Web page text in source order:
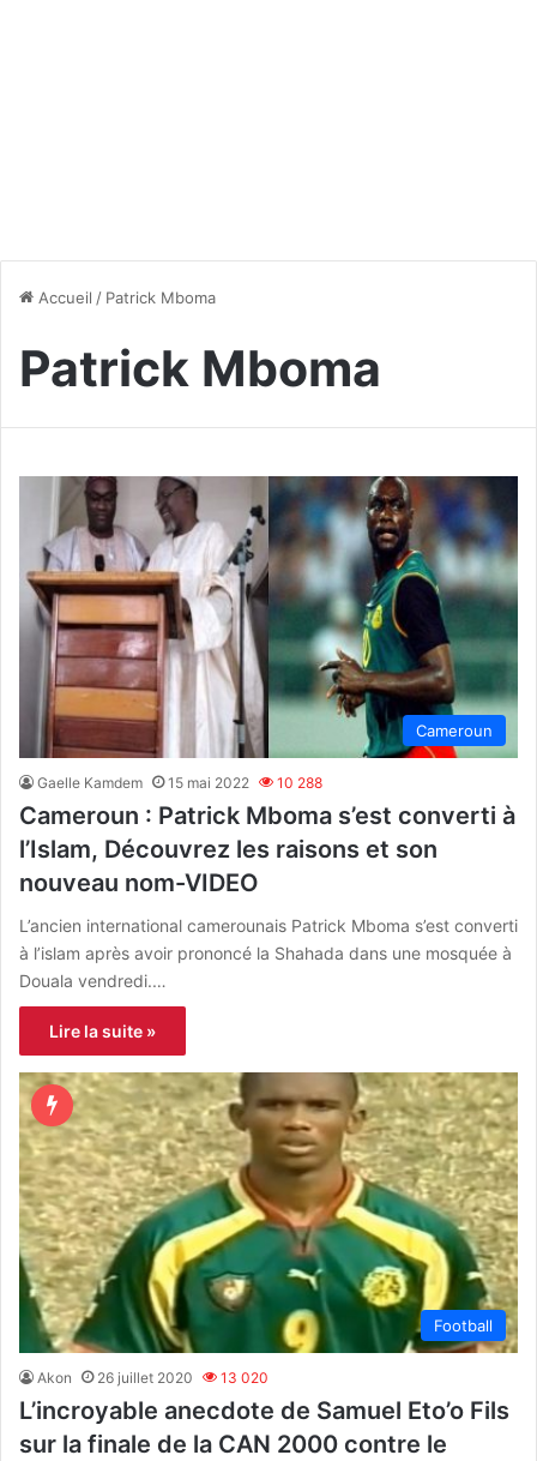
Accueil / Patrick Mboma
Patrick Mboma
Cameroun
Gaelle Kamdem 15 mai 2022 10 288
Cameroun : Patrick Mboma s’est converti à
l’Islam, Découvrez les raisons et son
nouveau nom-VIDEO
L’ancien international camerounais Patrick Mboma s’est converti
à l’islam après avoir prononcé la Shahada dans une mosquée à
Douala vendredi.…
Lire la suite »
Football
Akon 26 juillet 2020 13 020
L’incroyable anecdote de Samuel Eto’o Fils
sur la finale de la CAN 2000 contre le